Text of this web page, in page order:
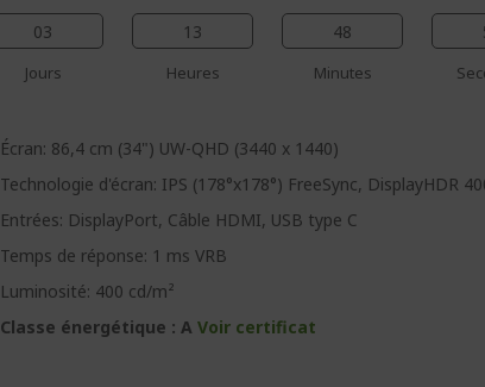
03
Jours
13
Heures
48
Minutes
Écran: 86,4 cm (34") UW-QHD (3440 x 1440)
Technologie d'écran: IPS (178°x178°) FreeSync, DisplayHDR
Entrées: DisplayPort, Câble HDMI, USB type C
Temps de réponse: 1 ms VRB
Luminosité: 400 cd/m²
Classe énergétique : AVoir certificat